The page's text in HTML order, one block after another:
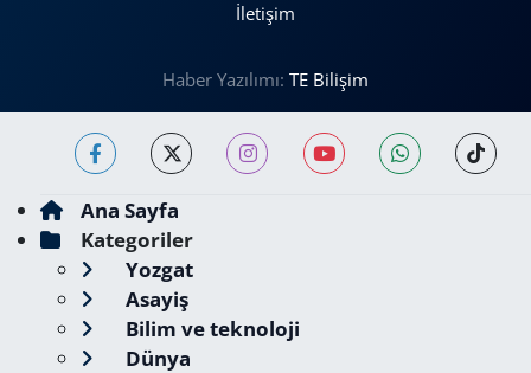
İletişim
Haber Yazılımı: TE Bilişim
Ana Sayfa
Kategoriler
Yozgat
Asayiş
Bilim ve teknoloji
Dünya